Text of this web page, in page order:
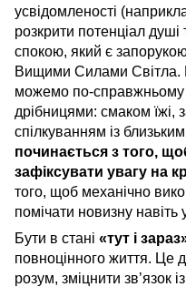
усвідомленості
розкрити потенціал
спокою, який є
Вищими Силами Світла.
можемо по-справжньому
дрібницями: смаком їжі,
спілкуванням із
починається з того,
зафіксувати увагу на
того, щоб механічно
помічати новизну навіть
Бути в стані «тут і
повноцінного життя. Це
розум, зміцнити зв’язок